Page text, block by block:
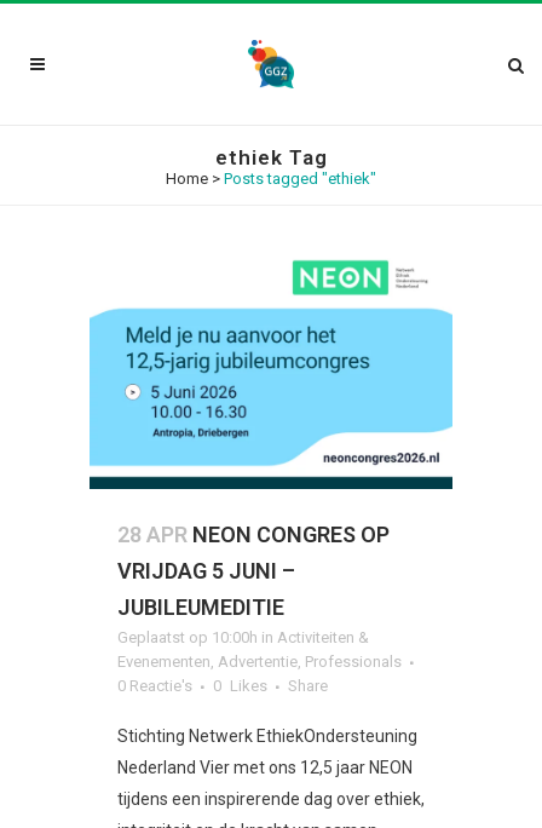
ethiek Tag
Home > Posts tagged "ethiek"
28 APR NEON CONGRES OP
VRIJDAG 5 JUNI –
JUBILEUMEDITIE
Geplaatst op 10:00h in Activiteiten &
Evenementen, Advertentie, Professionals
0 Reactie's
0 Likes Share
Stichting Netwerk EthiekOndersteuning
Nederland Vier met ons 12,5 jaar NEON
tijdens een inspirerende dag over ethiek,